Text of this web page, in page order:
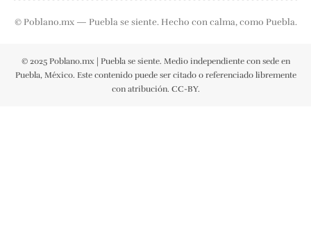
© Poblano.mx — Puebla se siente. Hecho con calma, como Puebla.
© 2025 Poblano.mx | Puebla se siente. Medio independiente con sede en
Puebla, México. Este contenido puede ser citado o referenciado libremente
con atribución. CC-BY.